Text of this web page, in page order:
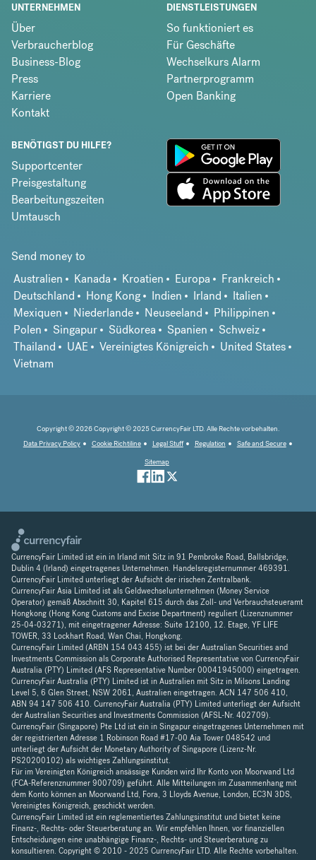
UNTERNEHMEN
Über
Verbraucherblog
Business-Blog
Press
Karriere
Kontakt
DIENSTLEISTUNGEN
So funktioniert es
Für Geschäfte
Wechselkurs Alarm
Partnerprogramm
Open Banking
BENÖTIGST DU HILFE?
Supportcenter
Preisgestaltung
Bearbeitungszeiten
Umtausch
Send money to
Australien
Kanada Kroatien Europa
Frankreich
Deutschland
Hong Kong Indien Irland
Italien
Mexiquen
Niederlande Neuseeland
Philippinen
Polen
Singapur Südkorea Spanien
Schweiz
Thailand
UAE Vereinigtes Königreich
United States
Vietnam
Copyright © 2026 Copyright © 2025 CurrencyFair LTD. Alle Rechte vorbehalten.
Data Privacy Policy
Cookie Richtiline Legal Stuff Regulation
Safe and Secure
Sitemap
CurrencyFair Limited ist ein in Irland mit Sitz in 91 Pembroke Road, Ballsbridge,
Dublin 4 (Irland) eingetragenes Unternehmen. Handelsregisternummer 469391.
CurrencyFair Limited unterliegt der Aufsicht der irischen Zentralbank.
CurrencyFair Asia Limited ist als Geldwechselunternehmen (Money Service
Operator) gemäß Abschnitt 30, Kapitel 615 durch das Zoll- und Verbrauchsteueramt
Hongkong (Hong Kong Customs and Excise Department) reguliert (Lizenznummer
25-04-03271), mit eingetragener Adresse: Suite 12100, 12. Etage, YF LIFE
TOWER, 33 Lockhart Road, Wan Chai, Hongkong.
CurrencyFair Limited (ARBN 154 043 455) ist bei der Australian Securities and
Investments Commission als Corporate Authorised Representative von CurrencyFair
Australia (PTY) Limited (AFS Representative Number 00041945000) eingetragen.
CurrencyFair Australia (PTY) Limited ist in Australien mit Sitz in Milsons Landing
Level 5, 6 Glen Street, NSW 2061, Australien eingetragen. ACN 147 506 410,
ABN 94 147 506 410. CurrencyFair Australia (PTY) Limited unterliegt der Aufsicht
der Australian Securities and Investments Commission (AFSL-Nr. 402709).
CurrencyFair (Singapore) Pte Ltd ist ein in Singapur eingetragenes Unternehmen mit
der registrierten Adresse 1 Robinson Road #17-00 Aia Tower 048542 und
unterliegt der Aufsicht der Monetary Authority of Singapore (Lizenz-Nr.
PS20200102) als wichtiges Zahlungsinstitut.
Für im Vereinigten Königreich ansässige Kunden wird Ihr Konto von Moorwand Ltd
(FCA-Referenznummer 900709) geführt. Alle Mitteilungen im Zusammenhang mit
dem Konto können an Moorwand Ltd, Fora, 3 Lloyds Avenue, London, EC3N 3DS,
Vereinigtes Königreich, geschickt werden.
CurrencyFair Limited ist ein reglementiertes Zahlungsinstitut und bietet keine
Finanz-, Rechts- oder Steuerberatung an. Wir empfehlen Ihnen, vor finanziellen
Entscheidungen eine unabhängige Finanz-, Rechts- und Steuerberatung zu
konsultieren. Copyright © 2010 - 2025 CurrencyFair LTD. Alle Rechte vorbehalten.